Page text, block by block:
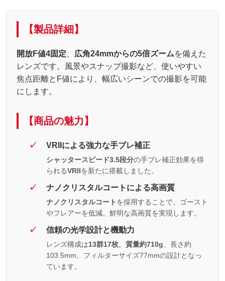
【製品詳細】
開放F値4固定、 広角24mmからの5倍ズームを備えた
レンズです。風景やスナップ撮影など、使いやすい
焦点距離とF値により、幅広いシーンでの撮影を可能
にします。
【商品の魅力】
VRIIによる強力な手ブレ補正
シャッタースピード3.5段分の手ブレ補正効果を得
られるVRIIを新たに搭載しました。
ナノクリスタルコートによる高画質
ナノクリスタルコート を採用することで、ゴースト
やフレアーを低減。鮮明な高画質を実現します。
信頼の光学設計と機動力
レンズ構成は13群17枚。 質量約710g、長さ約
103.5mm、フィルターサイズ77mmの設計となっ
ています。